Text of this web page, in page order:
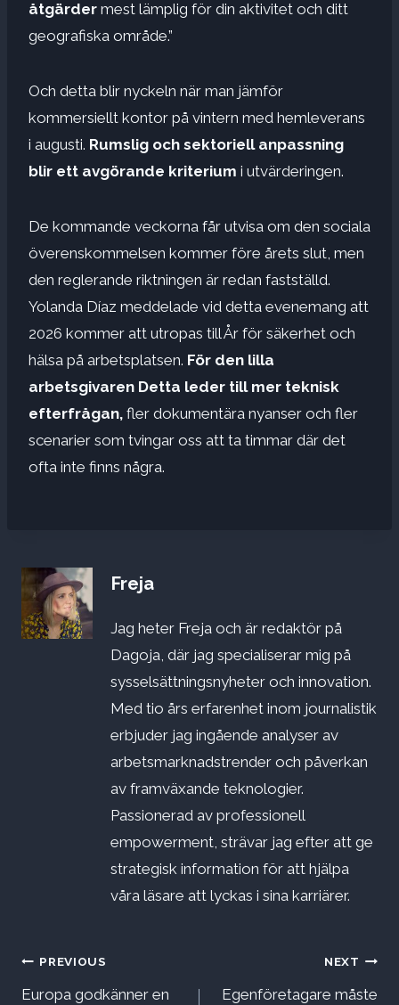
åtgärder mest lämplig för din aktivitet och ditt
geografiska område.”
Och detta blir nyckeln när man jämför
kommersiellt kontor på vintern med hemleverans
i augusti. Rumslig och sektoriell anpassning
blir ett avgörande kriterium i utvärderingen.
De kommande veckorna får utvisa om den sociala
överenskommelsen kommer före årets slut, men
den reglerande riktningen är redan fastställd.
Yolanda Díaz meddelade vid detta evenemang att
2026 kommer att utropas till År för säkerhet och
hälsa på arbetsplatsen. För den lilla
arbetsgivaren Detta leder till mer teknisk
efterfrågan, fler dokumentära nyanser och fler
scenarier som tvingar oss att ta timmar där det
ofta inte finns några.
Freja
Jag heter Freja och är redaktör på
Dagoja, där jag specialiserar mig på
sysselsättningsnyheter och innovation.
Med tio års erfarenhet inom journalistik
erbjuder jag ingående analyser av
arbetsmarknadstrender och påverkan
av framväxande teknologier.
Passionerad av professionell
empowerment, strävar jag efter att ge
strategisk information för att hjälpa
våra läsare att lyckas i sina karriärer.
Inläggsnavigering
PREVIOUS
Europa godkänner en
NEXT
Egenföretagare måste